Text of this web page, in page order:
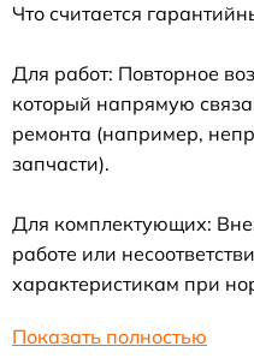
Что считается
Для работ: Повторное
который напрямую
ремонта (например,
запчасти).
Для комплектующих:
работе или
характеристикам при
Показать полностью